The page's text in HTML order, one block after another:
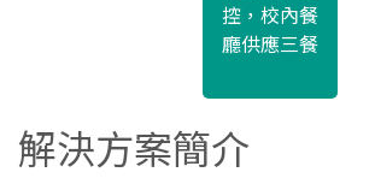
控，校內餐
廳供應三餐
解決方案簡介